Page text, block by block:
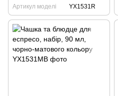
Артикул моделі
YX1531R